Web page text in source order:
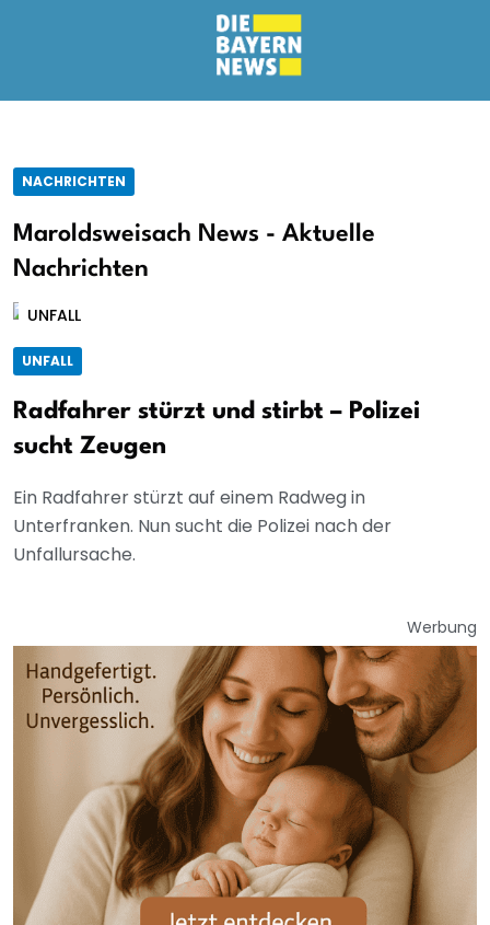
NACHRICHTEN
Maroldsweisach News - Aktuelle
Nachrichten
UNFALL
UNFALL
Radfahrer stürzt und stirbt – Polizei
sucht Zeugen
Ein Radfahrer stürzt auf einem Radweg in
Unterfranken. Nun sucht die Polizei nach der
Unfallursache.
Werbung